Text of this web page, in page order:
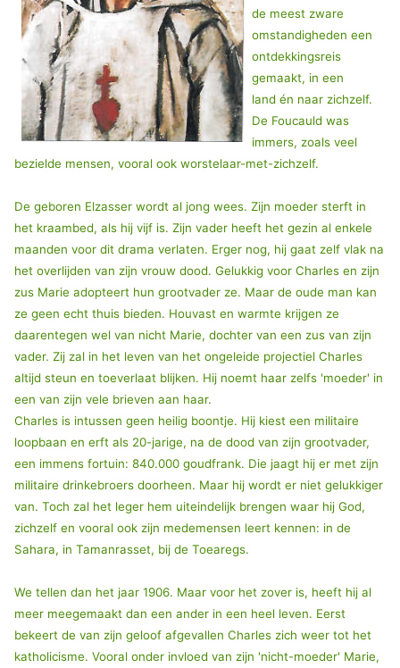
de meest zware
omstandigheden een
ontdekkingsreis
gemaakt, in een
land én naar zichzelf.
De Foucauld was
immers, zoals veel
bezielde mensen, vooral ook worstelaar-met-zichzelf.
De geboren Elzasser wordt al jong wees. Zijn moeder sterft in
het kraambed, als hij vijf is. Zijn vader heeft het gezin al enkele
maanden voor dit drama verlaten. Erger nog, hij gaat zelf vlak na
het overlijden van zijn vrouw dood. Gelukkig voor Charles en zijn
zus Marie adopteert hun grootvader ze. Maar de oude man kan
ze geen echt thuis bieden. Houvast en warmte krijgen ze
daarentegen wel van nicht Marie, dochter van een zus van zijn
vader. Zij zal in het leven van het ongeleide projectiel Charles
altijd steun en toeverlaat blijken. Hij noemt haar zelfs 'moeder' in
een van zijn vele brieven aan haar.
Charles is intussen geen heilig boontje. Hij kiest een militaire
loopbaan en erft als 20-jarige, na de dood van zijn grootvader,
een immens fortuin: 840.000 goudfrank. Die jaagt hij er met zijn
militaire drinkebroers doorheen. Maar hij wordt er niet gelukkiger
van. Toch zal het leger hem uiteindelijk brengen waar hij God,
zichzelf en vooral ook zijn medemensen leert kennen: in de
Sahara, in Tamanrasset, bij de Toearegs.
We tellen dan het jaar 1906. Maar voor het zover is, heeft hij al
meer meegemaakt dan een ander in een heel leven. Eerst
bekeert de van zijn geloof afgevallen Charles zich weer tot het
katholicisme. Vooral onder invloed van zijn 'nicht-moeder' Marie,